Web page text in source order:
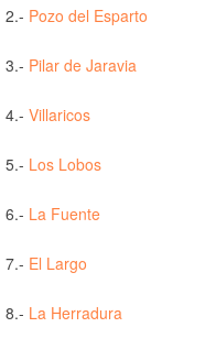
2.- Pozo del Esparto
3.- Pilar de Jaravia
4.- Villaricos
5.- Los Lobos
6.- La Fuente
7.- El Largo
8.- La Herradura